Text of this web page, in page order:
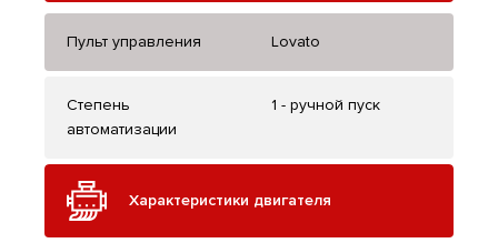
Пульт управления Lovato
Степень
автоматизации
1 - ручной пуск
Характеристики двигателя